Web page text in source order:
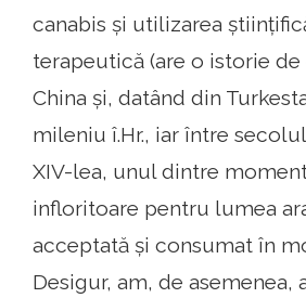
canabis și utilizarea
terapeutică (are o istorie
China și, datând din
mileniu î.Hr., iar între
XIV-lea, unul dintre
infloritoare pentru lumea
acceptată și consumat în
Desigur, am, de asemenea,